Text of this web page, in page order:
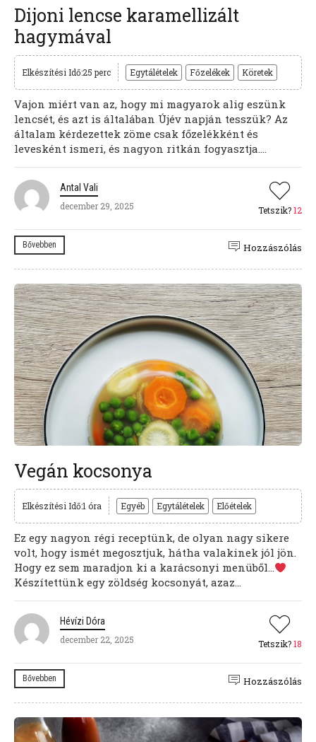
Dijoni lencse karamellizált
hagymával
Elkészítési Idő:25 perc Egytálételek Főzelékek Köretek
Vajon miért van az, hogy mi magyarok alig eszünk
lencsét, és azt is általában Újév napján tesszük? Az
általam kérdezettek zöme csak főzelékként és
levesként ismeri, és nagyon ritkán fogyasztja....
Antal Vali
december 29, 2025
Tetszik?12
Bővebben Hozzászólás
Vegán kocsonya
Elkészítési Idő:1 óra Egyéb Egytálételek Előételek
Ez egy nagyon régi receptünk, de olyan nagy sikere
volt, hogy ismét megosztjuk, hátha valakinek jól jön.
Hogy ez sem maradjon ki a karácsonyi menüből…
Készítettünk egy zöldség kocsonyát, azaz...
Hévízi Dóra
december 22, 2025
Tetszik?18
Bővebben Hozzászólás